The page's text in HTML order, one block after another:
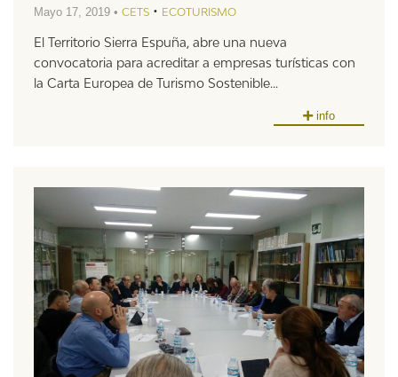
Mayo 17, 2019 • CETS • ECOTURISMO
El Territorio Sierra Espuña, abre una nueva
convocatoria para acreditar a empresas turísticas con
la Carta Europea de Turismo Sostenible...
info